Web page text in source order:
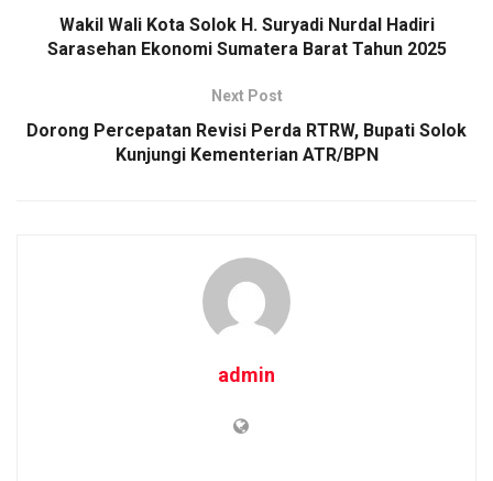
Wakil Wali Kota Solok H. Suryadi Nurdal Hadiri
Sarasehan Ekonomi Sumatera Barat Tahun 2025
Next Post
Dorong Percepatan Revisi Perda RTRW, Bupati Solok
Kunjungi Kementerian ATR/BPN
admin